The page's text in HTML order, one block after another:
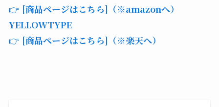
👉 [商品ページはこちら]（※amazonへ）
YELLOWTYPE
👉 [商品ページはこちら]（※楽天へ）